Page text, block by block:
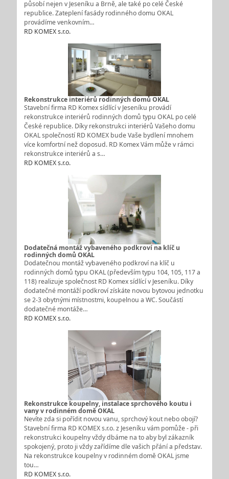
působí nejen v Jeseníku a Brně, ale také po celé České
republice. Zateplení fasády rodinného domu OKAL
provádíme venkovním…
RD KOMEX s.r.o.
Rekonstrukce interiérů rodinných domů OKAL
Stavební firma RD Komex sídlící v Jeseníku provádí
rekonstrukce interiérů rodinných domů typu OKAL po celé
České republice. Díky rekonstrukci interiérů Vašeho domu
OKAL společností RD KOMEX bude Vaše bydlení mnohem
více komfortní než doposud. RD Komex Vám může v rámci
rekonstrukce interiérů a s…
RD KOMEX s.r.o.
Dodatečná montáž vybaveného podkroví na klíč u
rodinných domů OKAL
Dodatečnou montáž vybaveného podkroví na klíč u
rodinných domů typu OKAL (především typu 104, 105, 117 a
118) realizuje společnost RD Komex sídlící v Jeseníku. Díky
dodatečné montáží podkroví získáte novou bytovou jednotku
se 2-3 obytnými místnostmi, koupelnou a WC. Součástí
dodatečné montáže…
RD KOMEX s.r.o.
Rekonstrukce koupelny, instalace sprchového koutu i
vany v rodinném domě OKAL
Nevíte zda si pořídit novou vanu, sprchový kout nebo obojí?
Stavební firma RD KOMEX s.r.o. z Jeseníku vám pomůže - při
rekonstrukci koupelny vždy dbáme na to aby byl zákazník
spokojený, proto ji vždy zařídíme dle vašich přání a představ.
Na rekonstrukce koupelny v rodinném domě OKAL jsme
tou…
RD KOMEX s.r.o.